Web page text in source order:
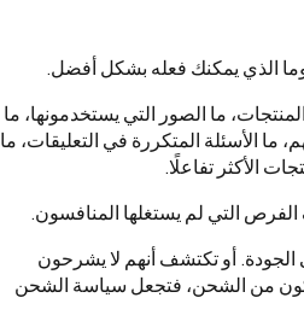
وما الذي يمكنك فعله بشكل أفضل.
ما الصور التي يستخدمونها، ما
الأسئلة المتكررة في التعليقات، ما
الأكثر تفاعلًا.
التي لم يستغلها المنافسون.
أو تكتشف أنهم لا يشرحون
من الشحن، فتجعل سياسة الشحن